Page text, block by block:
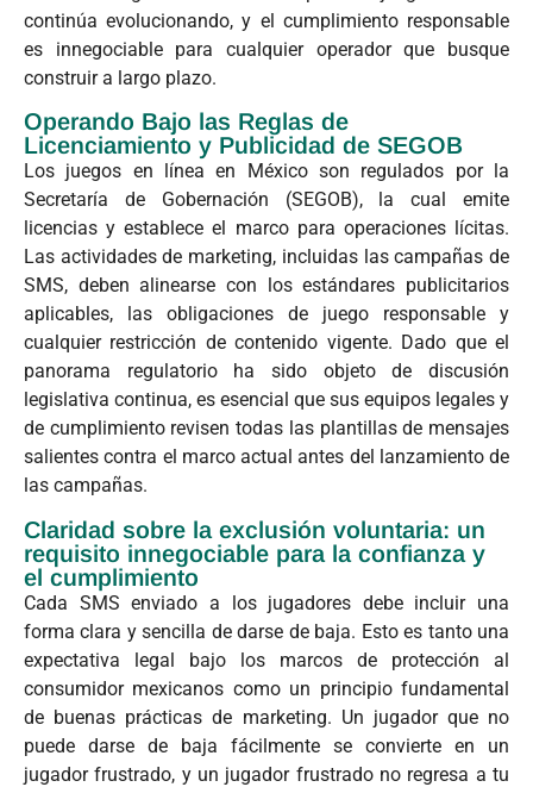
continúa evolucionando, y el cumplimiento responsable
es innegociable para cualquier operador que busque
construir a largo plazo.
Operando Bajo las Reglas de
Licenciamiento y Publicidad de SEGOB
Los juegos en línea en México son regulados por la
Secretaría de Gobernación (SEGOB), la cual emite
licencias y establece el marco para operaciones lícitas.
Las actividades de marketing, incluidas las campañas de
SMS, deben alinearse con los estándares publicitarios
aplicables, las obligaciones de juego responsable y
cualquier restricción de contenido vigente. Dado que el
panorama regulatorio ha sido objeto de discusión
legislativa continua, es esencial que sus equipos legales y
de cumplimiento revisen todas las plantillas de mensajes
salientes contra el marco actual antes del lanzamiento de
las campañas.
Claridad sobre la exclusión voluntaria: un
requisito innegociable para la confianza y
el cumplimiento
Cada SMS enviado a los jugadores debe incluir una
forma clara y sencilla de darse de baja. Esto es tanto una
expectativa legal bajo los marcos de protección al
consumidor mexicanos como un principio fundamental
de buenas prácticas de marketing. Un jugador que no
puede darse de baja fácilmente se convierte en un
jugador frustrado, y un jugador frustrado no regresa a tu